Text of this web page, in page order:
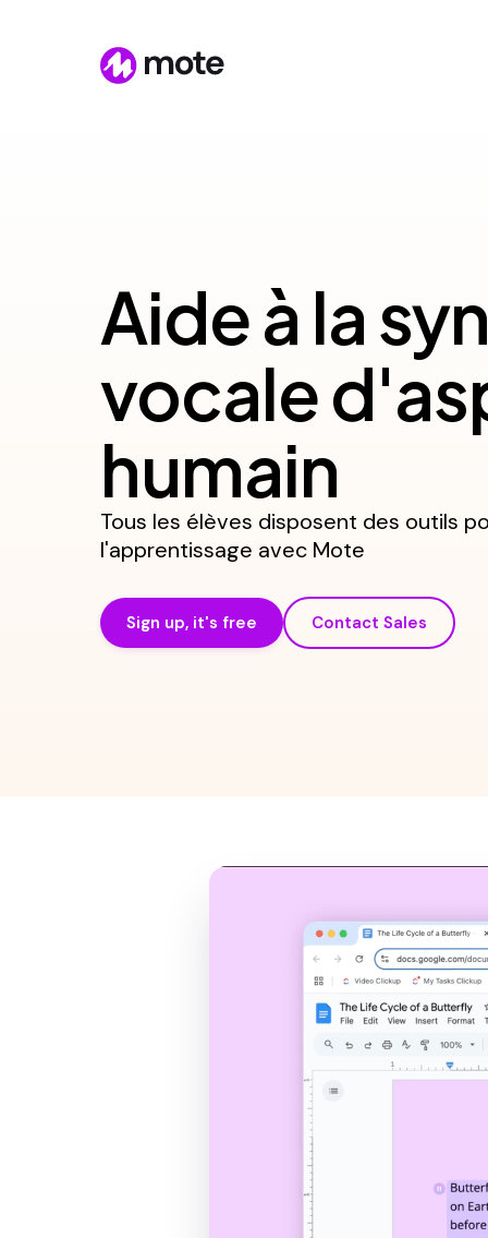
Aide à la
vocale
humain
Tous les élèves disposent des outils
l'apprentissage avec Mote
Sign up, it's free Contact Sales